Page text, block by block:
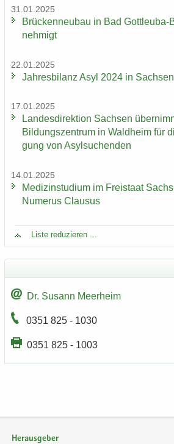
31.01.2025
Brü­cken­neu­bau in Bad
neh­migt
22.01.2025
Jah­res­bi­lanz Asyl 2024 in Sach­sen
17.01.2025
Lan­des­di­rek­ti­on Sach­sen
Bildungszentrum in Wald­heim für
gung von Asyl­su­chen­den
14.01.2025
Me­di­zin­stu­di­um im Frei­staat
Nu­me­rus Clau­sus
Liste re­du­zie­ren ...
Dr. Su­sann Meer­heim
0351 825 - 1030
0351 825 - 1003
Herausgeber